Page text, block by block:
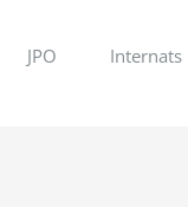
JPO Internats